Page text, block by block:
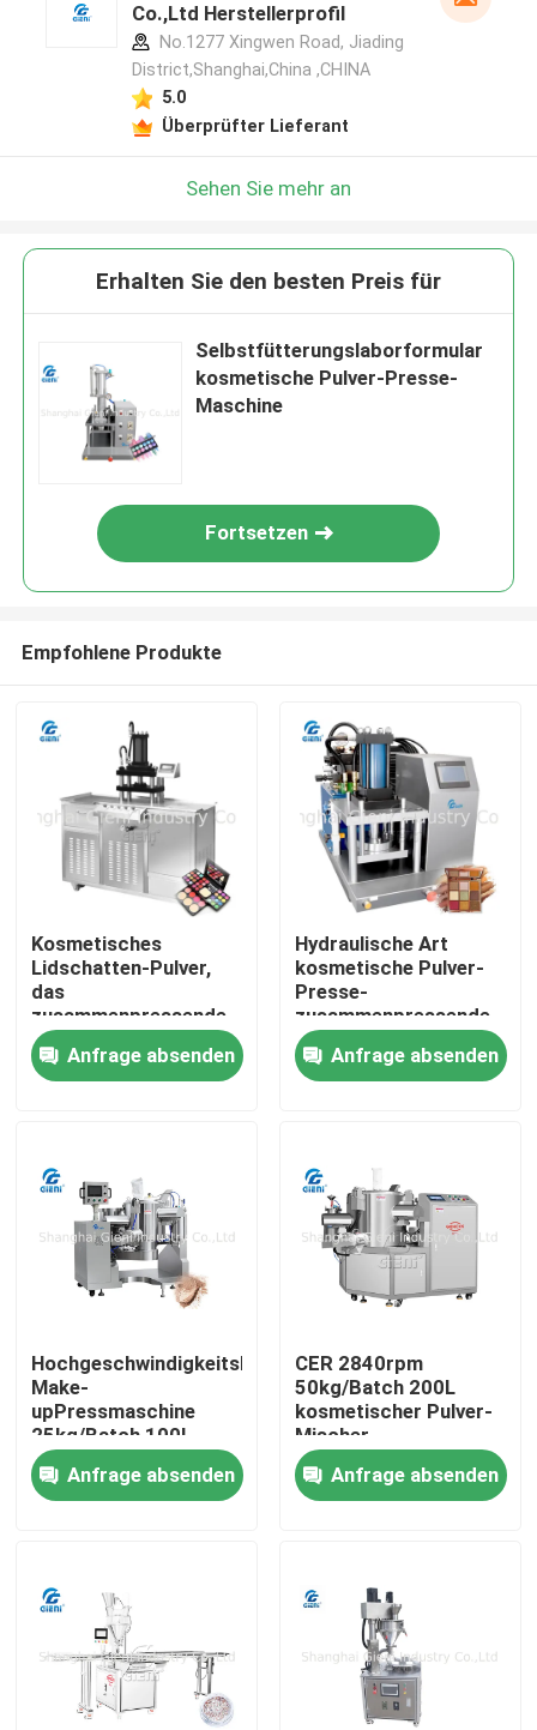
Zu Hause
Videos
Über uns
Qualitätskontrolle
Kontakt mit uns
Rechtssachen
Blog
Co.,Ltd Herstellerprofil
No.1277 Xingwen Road, Jiading
District,Shanghai,China ,CHINA
5.0
Überprüfter Lieferant
Sehen Sie mehr an
Erhalten Sie den besten Preis für
Selbstfütterungslaborformular
kosmetische Pulver-Presse-
Maschine
Fortsetzen
Empfohlene Produkte
Kosmetisches
Lidschatten-Pulver,
das
zusammenpressende
Maschine drückt
Anfrage absenden
Hydraulische Art
kosmetische Pulver-
Presse-
zusammenpressende
Maschine mit Touch
ScreenAnfrage absenden
Hochgeschwindigkeitslidschatten-
Make-
upPressmaschine
25kg/Batch 100L
Anfrage absenden
CER 2840rpm
50kg/Batch 200L
kosmetischer Pulver-
Mischer
Anfrage absenden